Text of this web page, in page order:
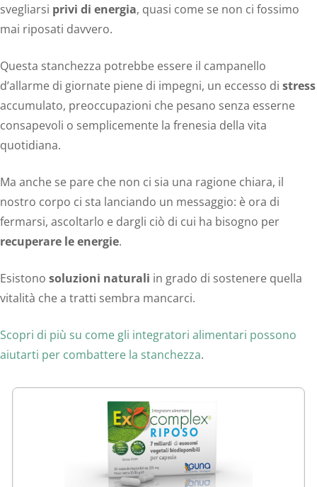
svegliarsi privi di energia, quasi come se non ci fossimo
mai riposati davvero.
Questa stanchezza potrebbe essere il campanello
d’allarme di giornate piene di impegni, un eccesso di stress
accumulato, preoccupazioni che pesano senza esserne
consapevoli o semplicemente la frenesia della vita
quotidiana.
Ma anche se pare che non ci sia una ragione chiara, il
nostro corpo ci sta lanciando un messaggio: è ora di
fermarsi, ascoltarlo e dargli ciò di cui ha bisogno per
recuperare le energie.
Esistono soluzioni naturali in grado di sostenere quella
vitalità che a tratti sembra mancarci.
Scopri di più su come gli integratori alimentari possono
aiutarti per combattere la stanchezza.